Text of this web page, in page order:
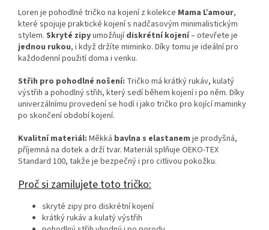
Loren je pohodlné tričko na kojení z kolekce Mama L’amour,
které spojuje praktické kojení s nadčasovým minimalistickým
stylem. Skryté zipyumožňujídiskrétní kojení– otevřete je
jednou rukou, i když držíte miminko. Díky tomu je ideální pro
každodenní použití doma i venku.
Střih pro pohodlné nošení: Tričko má krátký rukáv, kulatý
výstřih a pohodlný střih, který sedí během kojení i po něm. Díky
univerzálnímu provedení se hodí i jako tričko pro kojící maminky
po skončení období kojení.
Kvalitní materiál: Měkká bavlna s elastanem je prodyšná,
příjemná na dotek a drží tvar. Materiál splňuje OEKO‑TEX
Standard 100, takže je bezpečný i pro citlivou pokožku.
Proč si zamilujete toto tričko:
skryté zipy pro diskrétní kojení
krátký rukáv a kulatý výstřih